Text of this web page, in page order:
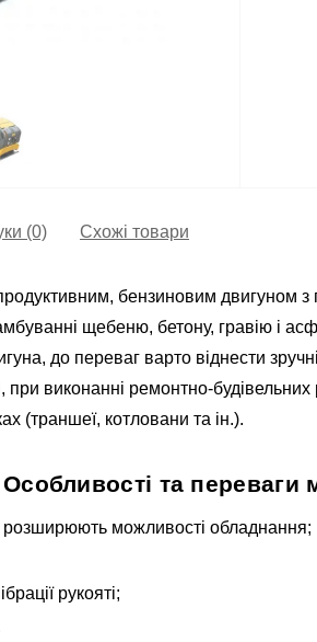
(0) Схожі товари
бензиновим двигуном
щебеню, бетону, гравію і
до переваг варто віднести
виконанні ремонтно-
(траншеї, котловани та ін.).
Особливості та переваги
розширюють можливості обладнання;
рукояті;